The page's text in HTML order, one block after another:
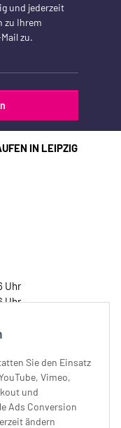
Sie den Einsatz
Vimeo,
und
Ads Conversion
ändern
und jederzeit
zu Ihrem
zu.
IN LEIPZIG
Uhr
Uhr
Uhr
Uhr